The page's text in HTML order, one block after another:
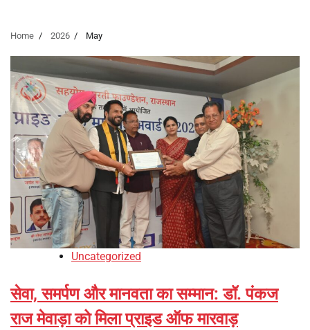
Home 2026 May
Uncategorized
सेवा, समर्पण और मानवता का सम्मान: डॉ. पंकज
राज मेवाड़ा को मिला प्राइड ऑफ मारवाड़